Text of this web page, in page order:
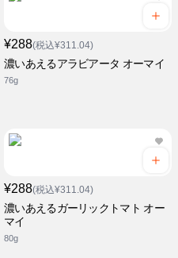
¥288(税込¥311.04)
濃いあえるアラビアータ オーマイ
76g
¥288(税込¥311.04)
濃いあえるガーリックトマト オー
マイ
80g